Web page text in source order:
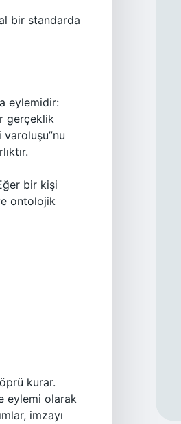
bir standarda
eylemidir:
gerçeklik
varoluşu”nu
bir kişi
ontolojik
kurar.
eylemi olarak
imzayı